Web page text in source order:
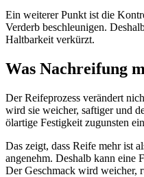
Ein weiterer Punkt ist die
Verderb beschleunigen.
Haltbarkeit verkürzt.
Was Nachreifung
Der Reifeprozess verändert
wird sie weicher, saftiger und
ölartige Festigkeit zugunsten
Das zeigt, dass Reife mehr ist
angenehm. Deshalb kann eine
Der Geschmack wird weicher,